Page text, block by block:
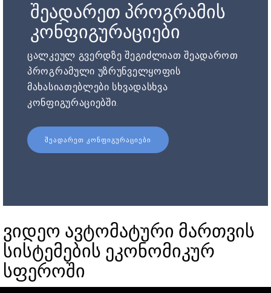
შეადარეთ პროგრამის
კონფიგურაციები
ცალკეულ გვერდზე შეგიძლიათ შეადაროთ
პროგრამული უზრუნველყოფის
მახასიათებლები სხვადასხვა
კონფიგურაციებში.
ᲨᲔᲐᲓᲐᲠᲔᲗ ᲙᲝᲜᲤᲘᲒᲣᲠᲐᲪᲘᲔᲑᲘ
ვიდეო ავტომატური მართვის
სისტემების ეკონომიკურ
სფეროში